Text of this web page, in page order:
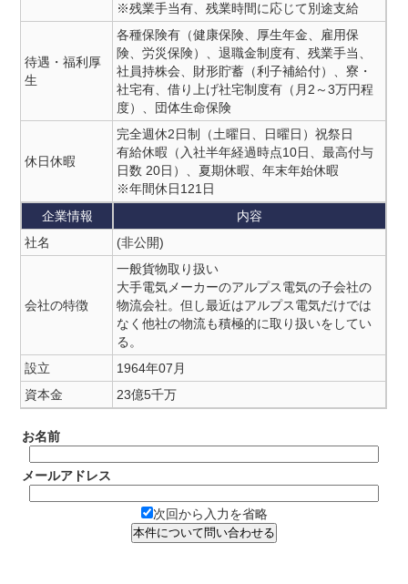
※残業手当有、残業時間に応じて別途支給
待遇・福利厚
生
各種保険有（健康保険、厚生年金、雇用保
険、労災保険）、退職金制度有、残業手当、
社員持株会、財形貯蓄（利子補給付）、寮・
社宅有、借り上げ社宅制度有（月2～3万円程
度）、団体生命保険
休日休暇
完全週休2日制（土曜日、日曜日）祝祭日
有給休暇（入社半年経過時点10日、最高付与
日数 20日）、夏期休暇、年末年始休暇
※年間休日121日
企業情報
内容
社名
(非公開)
会社の特徴
一般貨物取り扱い
大手電気メーカーのアルプス電気の子会社の
物流会社。但し最近はアルプス電気だけでは
なく他社の物流も積極的に取り扱いをしてい
る。
設立
1964年07月
資本金
23億5千万
お名前
メールアドレス
次回から入力を省略
本件について問い合わせる